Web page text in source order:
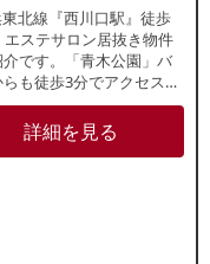
東北線『西川口駅』徒歩
エステサロン居抜き物件
です。「青木公園」バ
も徒歩3分でアクセス良
沿い角地の視認性良好
2階テナントです。整体院
似業態ご希望の方におす
あればご相談も可能で
詳細を見る